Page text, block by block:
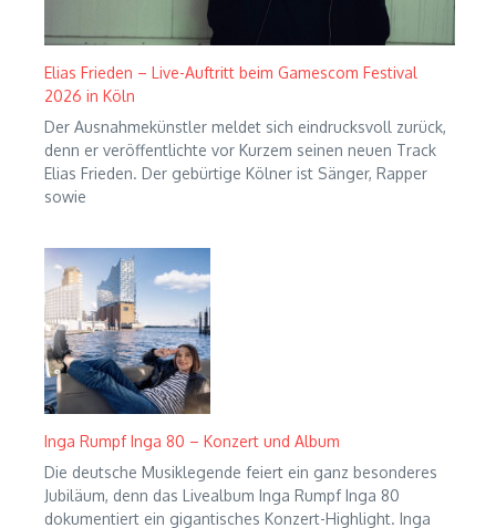
Elias Frieden – Live-Auftritt beim Gamescom Festival
2026 in Köln
Der Ausnahmekünstler meldet sich eindrucksvoll zurück,
denn er veröffentlichte vor Kurzem seinen neuen Track
Elias Frieden. Der gebürtige Kölner ist Sänger, Rapper
sowie
Inga Rumpf Inga 80 – Konzert und Album
Die deutsche Musiklegende feiert ein ganz besonderes
Jubiläum, denn das Livealbum Inga Rumpf Inga 80
dokumentiert ein gigantisches Konzert-Highlight. Inga